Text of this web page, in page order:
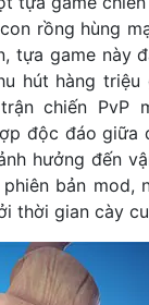
rồng hùng
tựa game này
hút hàng
chiến PvP
độc đáo
hưởng đến
bản
thời gian cày